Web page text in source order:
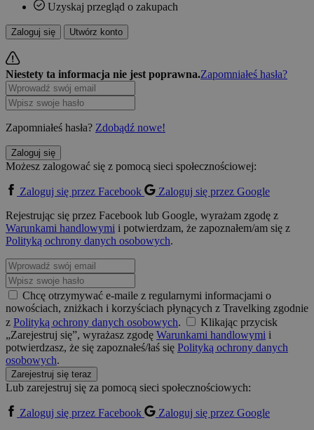
Uzyskaj przegląd o zakupach
Zaloguj się Utwórz konto
Niestety ta informacja nie jest poprawna.Zapomniałeś hasła?
Zapomniałeś hasła? Zdobądź nowe!
Zaloguj się
Możesz zalogować się z pomocą sieci społecznościowej:
Zaloguj się przez Facebook
Zaloguj się przez Google
Rejestrując się przez Facebook lub Google, wyrażam zgodę z
Warunkami handlowymi i potwierdzam, że zapoznałem/am się z
Polityką ochrony danych osobowych.
Chcę otrzymywać e-maile z regularnymi informacjami o
nowościach, zniżkach i korzyściach płynących z Travelking zgodnie
z Polityką ochrony danych osobowych.
Klikając przycisk
„Zarejestruj się”, wyrażasz zgodę Warunkami handlowymi i
potwierdzasz, że się zapoznałeś/łaś się Polityką ochrony danych
osobowych.
Zarejestruj się teraz
Lub zarejestruj się za pomocą sieci społecznościowych:
Zaloguj się przez Facebook
Zaloguj się przez Google